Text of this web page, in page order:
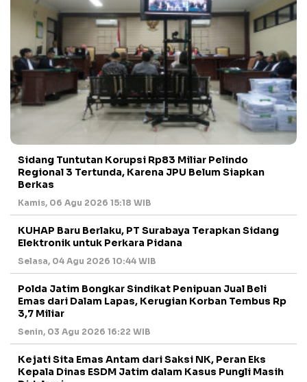
Sidang Tuntutan Korupsi Rp83 Miliar Pelindo
Regional 3 Tertunda, Karena JPU Belum Siapkan
Berkas
Kamis, 06 Agu 2026 15:18 WIB
KUHAP Baru Berlaku, PT Surabaya Terapkan Sidang
Elektronik untuk Perkara Pidana
Selasa, 04 Agu 2026 10:44 WIB
Polda Jatim Bongkar Sindikat Penipuan Jual Beli
Emas dari Dalam Lapas, Kerugian Korban Tembus Rp
3,7 Miliar
Senin, 03 Agu 2026 16:22 WIB
Kejati Sita Emas Antam dari Saksi NK, Peran Eks
Kepala Dinas ESDM Jatim dalam Kasus Pungli Masih